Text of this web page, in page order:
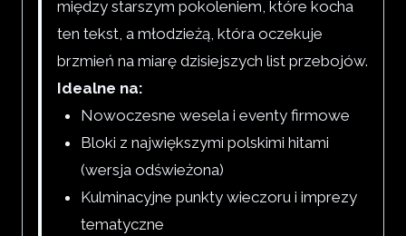
między starszym pokoleniem, które kocha
ten tekst, a młodzieżą, która oczekuje
brzmień na miarę dzisiejszych list przebojów.
Idealne na:
Nowoczesne wesela i eventy firmowe
Bloki z największymi polskimi hitami
(wersja odświeżona)
Kulminacyjne punkty wieczoru i imprezy
tematyczne